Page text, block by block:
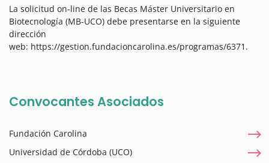
La solicitud on-line de las Becas Máster Universitario en
Biotecnología (MB-UCO) debe presentarse en la siguiente
dirección
web: https://gestion.fundacioncarolina.es/programas/6371.
Convocantes Asociados
Fundación Carolina
Universidad de Córdoba (UCO)